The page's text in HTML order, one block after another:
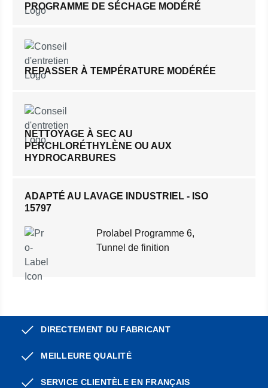
PROGRAMME DE SÉCHAGE MODÉRÉ
REPASSER À TEMPÉRATURE MODÉRÉE
NETTOYAGE À SEC AU
PERCHLORÉTHYLÈNE OU AUX
HYDROCARBURES
ADAPTÉ AU LAVAGE INDUSTRIEL - ISO
15797
Prolabel Programme 6,
Tunnel de finition
DIRECTEMENT DU FABRICANT
MEILLEURE QUALITÉ
SERVICE CLIENTÈLE EN FRANÇAIS